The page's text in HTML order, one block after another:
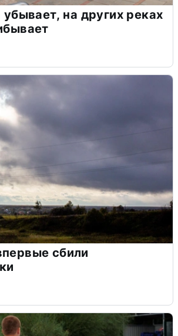
на других реках
сбили